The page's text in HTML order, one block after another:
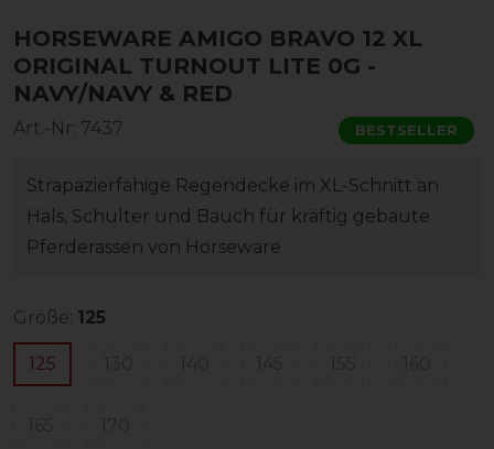
HORSEWARE AMIGO BRAVO 12 XL
ORIGINAL TURNOUT LITE 0G -
NAVY/NAVY & RED
Art.-Nr: 7437 BESTSELLER
Strapazierfähige Regendecke im XL-Schnitt an
Hals, Schulter und Bauch für kräftig gebaute
Pferderassen von Horseware
Größe: 125
125